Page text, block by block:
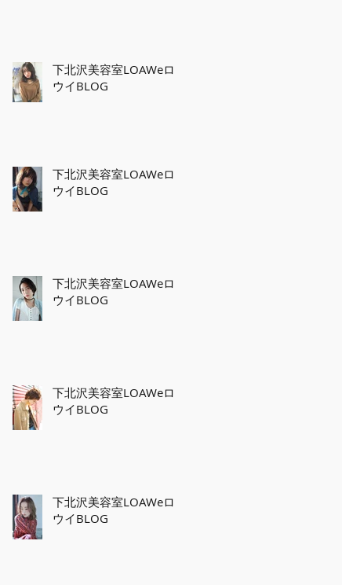
下北沢美容室LOAWeロ
ウイBLOG
下北沢美容室LOAWeロ
ウイBLOG
下北沢美容室LOAWeロ
ウイBLOG
下北沢美容室LOAWeロ
ウイBLOG
下北沢美容室LOAWeロ
ウイBLOG